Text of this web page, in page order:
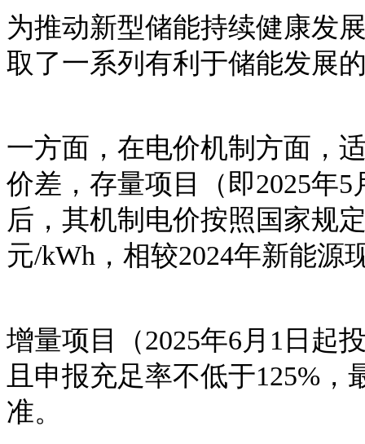
为推动新型储能持续健康发
取了一系列有利于储能发展
一方面，在电价机制方面，
价差，存量项目（即2025年
后，其机制电价按照国家规
元/kWh，相较2024年新能源
增量项目（2025年6月1日起
且申报充足率不低于125%
准。